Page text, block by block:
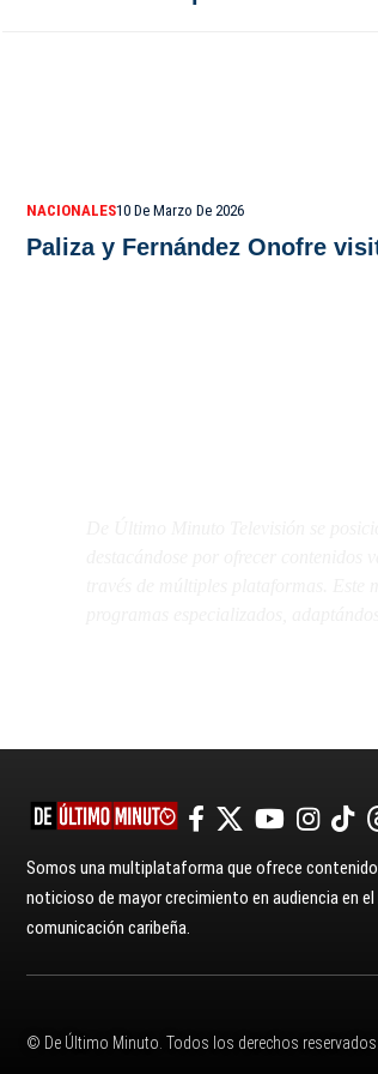
NACIONALES10 De Marzo De 2026
Paliza y Fernández Onofre
Somos una multiplataforma que ofrece
noticioso de mayor crecimiento en audiencia en
comunicación caribeña.
© De Último Minuto. Todos los derechos reservados.